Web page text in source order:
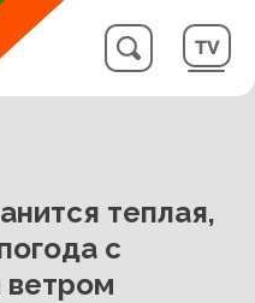
теплая,
с
ветром